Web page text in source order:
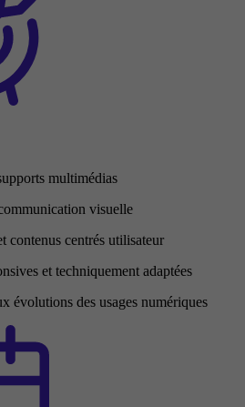
multimédias
visuelle
contenus centrés utilisateur
et techniquement adaptées
évolutions des usages numériques